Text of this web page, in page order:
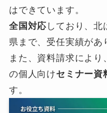
はできています。
全国対応 しており、北
県まで、受任実績があ
また、資料請求により、
の個人向けセミナー資
す。